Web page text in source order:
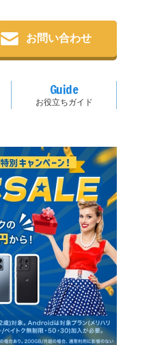
お問い合わせ
Guide
お役立ちガイド